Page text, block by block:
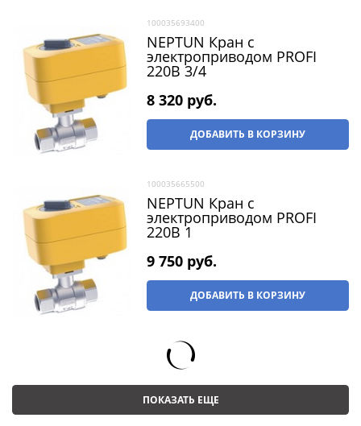
100035693400
NEPTUN Кран с
электроприводом PROFI
220В 3/4
8 320 руб.
ДОБАВИТЬ В КОРЗИНУ
100035665500
NEPTUN Кран с
электроприводом PROFI
220В 1
9 750 руб.
ДОБАВИТЬ В КОРЗИНУ
ПОКАЗАТЬ ЕЩЕ